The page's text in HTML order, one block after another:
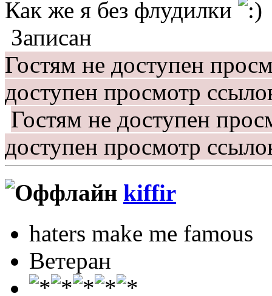
Как же я без флудилки
Записан
Гостям не доступен
доступен просмотр
Гостям не доступен
доступен просмотр
kiffir
haters make me famous
Ветеран